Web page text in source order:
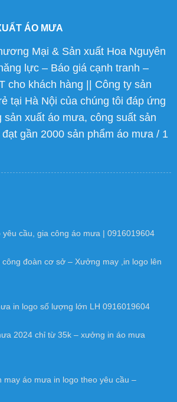
ÁO MƯA
Mại & Sản xuất Hoa Nguyên
lực – Báo giá cạnh tranh –
cho khách hàng || Công ty sản
tại Hà Nội của chúng tôi đáp ứng
sản xuất áo mưa, công suất sản
gần 2000 sản phẩm áo mưa / 1
yêu cầu, gia công áo mưa | 0916019604
đoàn cơ sở – Xưởng may ,in logo lên
in logo số lượng lớn LH 0916019604
2024 chỉ từ 35k – xưởng in áo mưa
may áo mưa in logo theo yêu cầu –